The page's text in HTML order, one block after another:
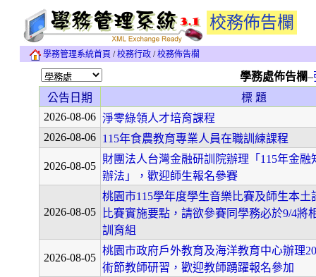
校務佈告欄
學務管理系統首頁 /校務行政/校務佈告欄
學務處佈告欄–
公告日期
標 題
2026-08-06 淨零綠領人才培育課程
2026-08-06
115年食農教育專業人員在職訓練課程
2026-08-05
財團法人台灣金融研訓院辦理「115年金融
辦法」，歡迎師生報名參賽
2026-08-05
桃園市115學年度學生音樂比賽及師生本土
比賽實施要點，請欲參賽同學務必於9/4將
訓育組
2026-08-05
桃園市政府戶外教育及海洋教育中心辦理
術節教師研習，歡迎教師踴躍報名參加